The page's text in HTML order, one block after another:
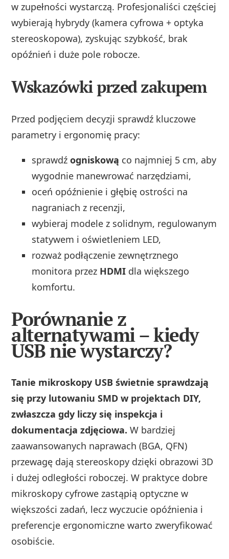
w zupełności wystarczą. Profesjonaliści częściej
wybierają hybrydy (kamera cyfrowa + optyka
stereoskopowa), zyskując szybkość, brak
opóźnień i duże pole robocze.
Wskazówki przed zakupem
Przed podjęciem decyzji sprawdź kluczowe
parametry i ergonomię pracy:
sprawdźogniskową co najmniej 5 cm, aby
wygodnie manewrować narzędziami,
oceń opóźnienie i głębię ostrości na
nagraniach z recenzji,
wybieraj modele z solidnym, regulowanym
statywem i oświetleniem LED,
rozważ podłączenie zewnętrznego
monitora przez HDMI dla większego
komfortu.
Porównanie z
alternatywami – kiedy
USB nie wystarczy?
Tanie mikroskopy USB świetnie sprawdzają
się przy lutowaniu SMD w projektach DIY,
zwłaszcza gdy liczy się inspekcja i
dokumentacja zdjęciowa. W bardziej
zaawansowanych naprawach (BGA, QFN)
przewagę dają stereoskopy dzięki obrazowi 3D
i dużej odległości roboczej. W praktyce dobre
mikroskopy cyfrowe zastąpią optyczne w
większości zadań, lecz wyczucie opóźnienia i
preferencje ergonomiczne warto zweryfikować
osobiście.